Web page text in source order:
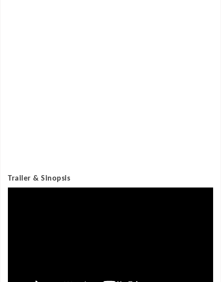
Trailer & Sinopsis